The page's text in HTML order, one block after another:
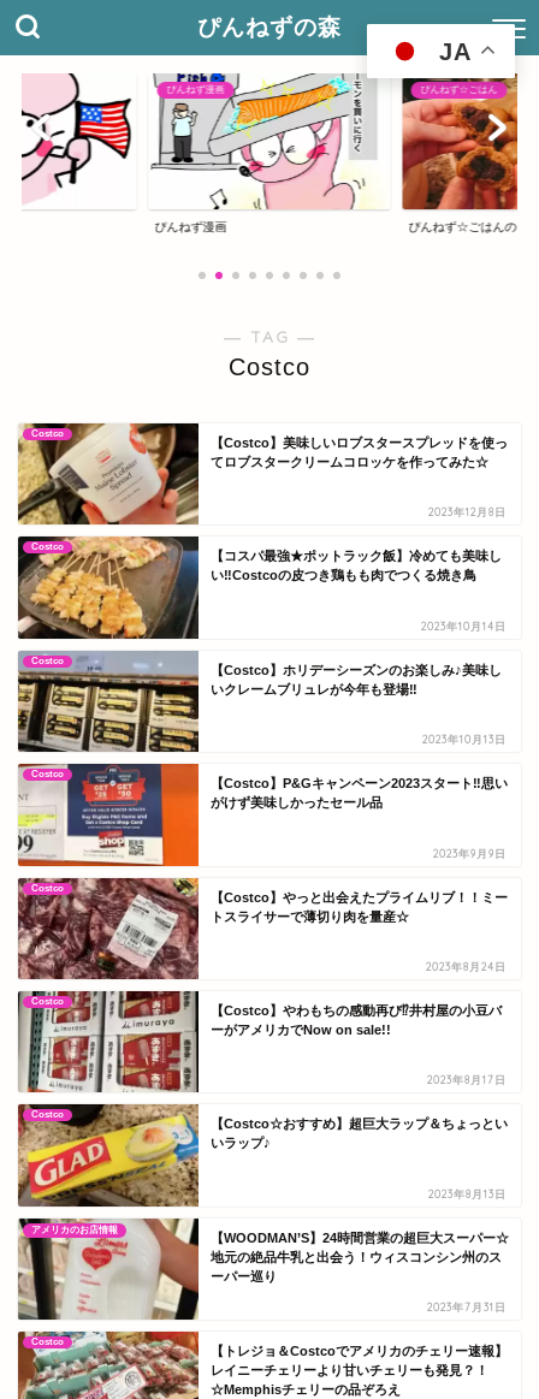
ぴんねずの森
ぴんねず漫画
ぴんねず漫画
ぴんねず☆ごはん
ぴんねず☆ごはんのレ
― TAG ―
Costco
Costco
【Costco】美味しいロブスタースプレッドを使っ
てロブスタークリームコロッケを作ってみた☆
2023年12月8日
Costco
【コスパ最強★ポットラック飯】冷めても美味し
い‼Costcoの皮つき鶏もも肉でつくる焼き鳥
2023年10月14日
Costco
【Costco】ホリデーシーズンのお楽しみ♪美味し
いクレームブリュレが今年も登場‼
2023年10月13日
Costco
【Costco】P&Gキャンペーン2023スタート‼思い
がけず美味しかったセール品
2023年9月9日
Costco
【Costco】やっと出会えたプライムリブ！！ミー
トスライサーで薄切り肉を量産☆
2023年8月24日
Costco
【Costco】やわもちの感動再び⁉井村屋の小豆バ
ーがアメリカでNow on sale!!
2023年8月17日
Costco
【Costco☆おすすめ】超巨大ラップ＆ちょっとい
いラップ♪
2023年8月13日
アメリカのお店情報
【WOODMAN’S】24時間営業の超巨大スーパー☆
地元の絶品牛乳と出会う！ウィスコンシン州のス
ーパー巡り
2023年7月31日
Costco
【トレジョ＆Costcoでアメリカのチェリー速報】
レイニーチェリーより甘いチェリーも発見？！
☆Memphisチェリーの品ぞろえ
JA